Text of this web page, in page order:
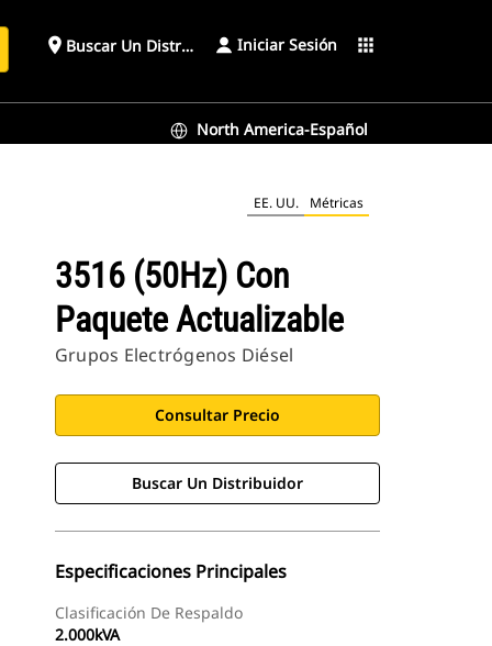
place Buscar Un Distribuidor Iniciar Sesión apps
North America-Español
EE. UU. Métricas
3516 (50Hz) Con
Paquete Actualizable
Grupos Electrógenos Diésel
Consultar Precio
Buscar Un Distribuidor
Especificaciones Principales
Clasificación De Respaldo
2.000kVA